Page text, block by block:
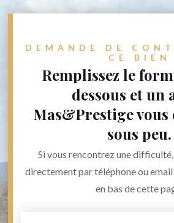
DEMANDE DE
CE BIEN
Remplissez le
dessous et un
Mas&Prestige vous
sous peu.
Si vous rencontrez une
directement par téléphone ou
en bas de cette